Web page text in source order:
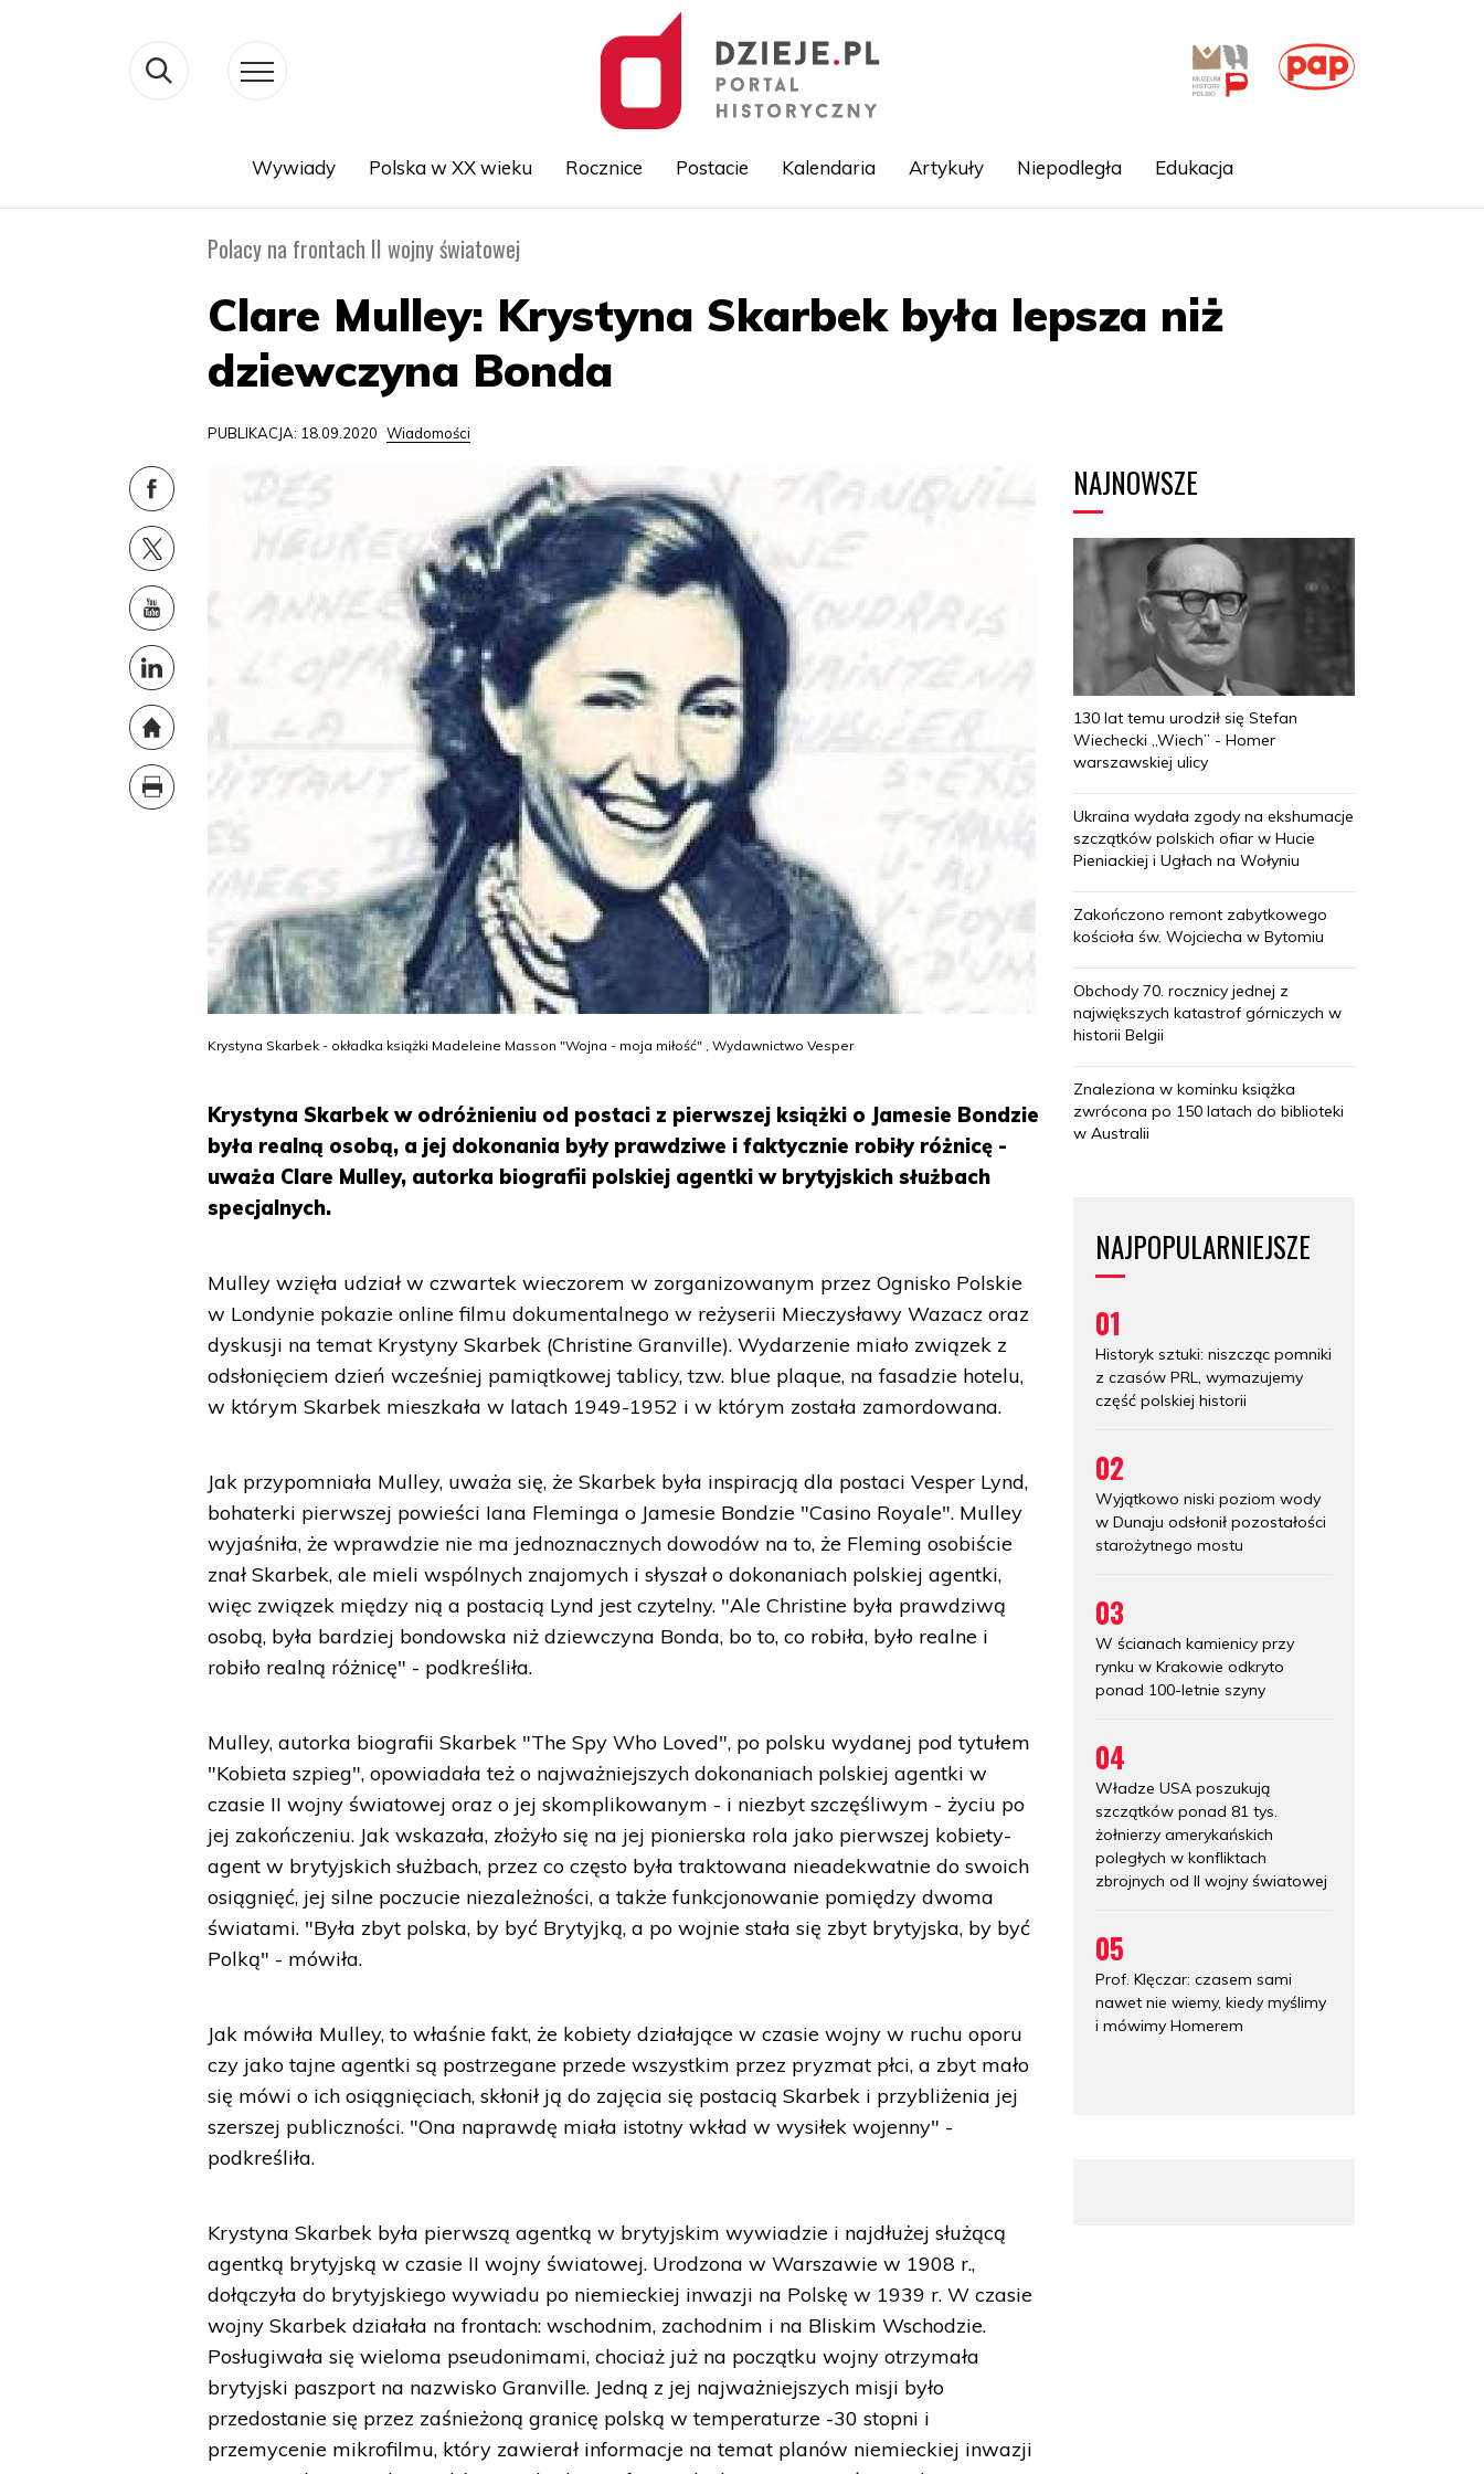
Wywiady Polska w XX wieku Rocznice Postacie Kalendaria Artykuły Niepodległa Edukacja
Polacy na frontach II wojny światowej
Clare Mulley: Krystyna Skarbek była lepsza niż
dziewczyna Bonda
PUBLIKACJA: 18.09.2020 Wiadomości
Krystyna Skarbek - okładka książki Madeleine Masson "Wojna - moja miłość" , Wydawnictwo Vesper
Krystyna Skarbek w odróżnieniu od postaci z pierwszej książki o Jamesie Bondzie
była realną osobą, a jej dokonania były prawdziwe i faktycznie robiły różnicę -
uważa Clare Mulley, autorka biografii polskiej agentki w brytyjskich służbach
specjalnych.
Mulley wzięła udział w czwartek wieczorem w zorganizowanym przez Ognisko Polskie
w Londynie pokazie online filmu dokumentalnego w reżyserii Mieczysławy Wazacz oraz
dyskusji na temat Krystyny Skarbek (Christine Granville). Wydarzenie miało związek z
odsłonięciem dzień wcześniej pamiątkowej tablicy, tzw. blue plaque, na fasadzie hotelu,
w którym Skarbek mieszkała w latach 1949-1952 i w którym została zamordowana.
Jak przypomniała Mulley, uważa się, że Skarbek była inspiracją dla postaci Vesper Lynd,
bohaterki pierwszej powieści Iana Fleminga o Jamesie Bondzie "Casino Royale". Mulley
wyjaśniła, że wprawdzie nie ma jednoznacznych dowodów na to, że Fleming osobiście
znał Skarbek, ale mieli wspólnych znajomych i słyszał o dokonaniach polskiej agentki,
więc związek między nią a postacią Lynd jest czytelny. "Ale Christine była prawdziwą
osobą, była bardziej bondowska niż dziewczyna Bonda, bo to, co robiła, było realne i
robiło realną różnicę" - podkreśliła.
Mulley, autorka biografii Skarbek "The Spy Who Loved", po polsku wydanej pod tytułem
"Kobieta szpieg", opowiadała też o najważniejszych dokonaniach polskiej agentki w
czasie II wojny światowej oraz o jej skomplikowanym - i niezbyt szczęśliwym - życiu po
jej zakończeniu. Jak wskazała, złożyło się na jej pionierska rola jako pierwszej kobiety-
agent w brytyjskich służbach, przez co często była traktowana nieadekwatnie do swoich
osiągnięć, jej silne poczucie niezależności, a także funkcjonowanie pomiędzy dwoma
światami. "Była zbyt polska, by być Brytyjką, a po wojnie stała się zbyt brytyjska, by być
Polką" - mówiła.
Jak mówiła Mulley, to właśnie fakt, że kobiety działające w czasie wojny w ruchu oporu
czy jako tajne agentki są postrzegane przede wszystkim przez pryzmat płci, a zbyt mało
się mówi o ich osiągnięciach, skłonił ją do zajęcia się postacią Skarbek i przybliżenia jej
szerszej publiczności. "Ona naprawdę miała istotny wkład w wysiłek wojenny" -
podkreśliła.
Krystyna Skarbek była pierwszą agentką w brytyjskim wywiadzie i najdłużej służącą
agentką brytyjską w czasie II wojny światowej. Urodzona w Warszawie w 1908 r.,
dołączyła do brytyjskiego wywiadu po niemieckiej inwazji na Polskę w 1939 r. W czasie
wojny Skarbek działała na frontach: wschodnim, zachodnim i na Bliskim Wschodzie.
Posługiwała się wieloma pseudonimami, chociaż już na początku wojny otrzymała
brytyjski paszport na nazwisko Granville. Jedną z jej najważniejszych misji było
przedostanie się przez zaśnieżoną granicę polską w temperaturze -30 stopni i
przemycenie mikrofilmu, który zawierał informacje na temat planów niemieckiej inwazji
NAJNOWSZE
130 lat temu urodził się Stefan
Wiechecki „Wiech” - Homer
warszawskiej ulicy
Ukraina wydała zgody na ekshumacje
szczątków polskich ofiar w Hucie
Pieniackiej i Ugłach na Wołyniu
Zakończono remont zabytkowego
kościoła św. Wojciecha w Bytomiu
Obchody 70. rocznicy jednej z
największych katastrof górniczych w
historii Belgii
Znaleziona w kominku książka
zwrócona po 150 latach do biblioteki
w Australii
NAJPOPULARNIEJSZE
01
Historyk sztuki: niszcząc pomniki
z czasów PRL, wymazujemy
część polskiej historii
02
Wyjątkowo niski poziom wody
w Dunaju odsłonił pozostałości
starożytnego mostu
03
W ścianach kamienicy przy
rynku w Krakowie odkryto
ponad 100-letnie szyny
04
Władze USA poszukują
szczątków ponad 81 tys.
żołnierzy amerykańskich
poległych w konfliktach
zbrojnych od II wojny światowej
05
Prof. Klęczar: czasem sami
nawet nie wiemy, kiedy myślimy
i mówimy Homerem